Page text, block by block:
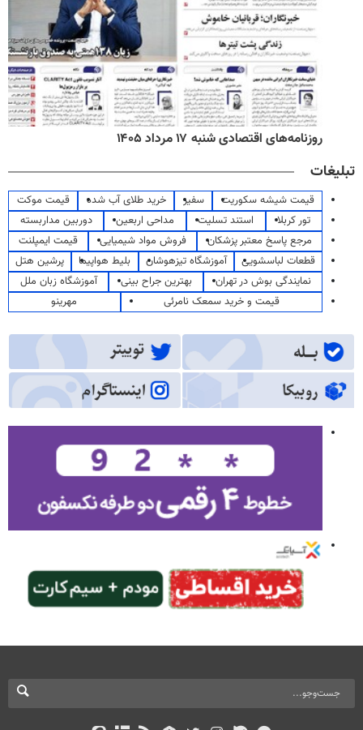
روزنامه‌های اقتصادی شنبه ۱۷ مرداد ۱۴۰۵
تبلیغات
قیمت شیشه سکوریت سفیر خرید طلای آب شده
قیمت موکت
تور کربلا
استند تسلیت مداحی اربعین
دوربین مداربسته
مرجع پاسخ معتبر پزشکان
فروش مواد شیمیایی
قیمت ایمپلنت
قطعات لباسشویی
آموزشگاه تیزهوشان بلیط هواپیما
پرشین هتل
نمایندگی بوش در تهران
بهترین جراح بینی
آموزشگاه زبان ملل
قیمت و خرید سمعک نامرئی
مهرینو